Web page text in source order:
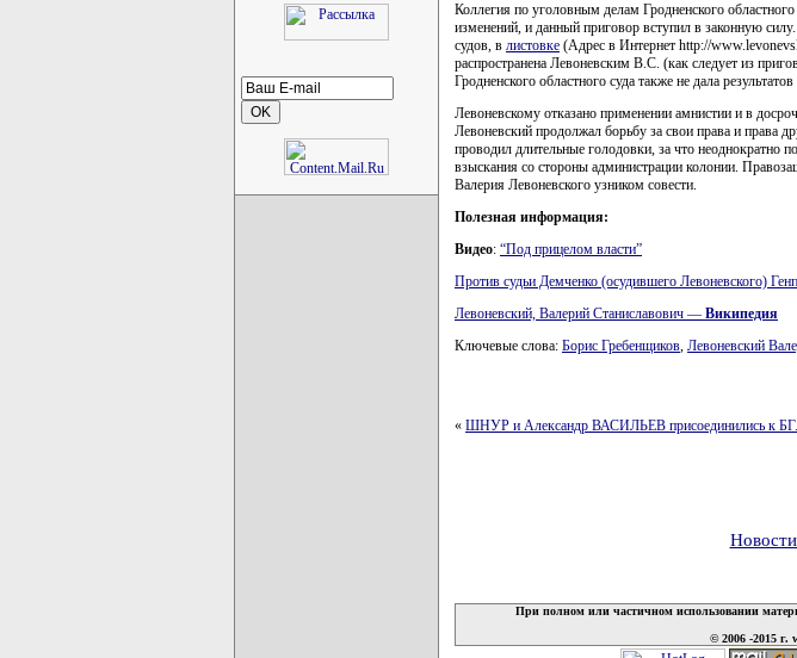
Коллегия по уголовным делам Гродненского
изменений, и данный приговор вступил в законную
судов, в листовке (Адрес в Интернет http://
распространена Левоневским В.С. (как следует из
Гродненского областного суда также не дала
Левоневскому отказано применении амнистии и в
Левоневский продолжал борьбу за свои права и права
проводил длительные голодовки, за что неоднократно
взыскания со стороны администрации колонии.
Валерия Левоневского узником совести.
Полезная информация:
Видео: “Под прицелом власти”
Против судьи Демченко (осудившего Левоневского)
Левоневский, Валерий Станиславович — Википедия
Ключевые слова: Борис Гребенщиков, Левоневский
« ШНУР и Александр ВАСИЛЬЕВ присоединились к
При полном или частичном использовании
© 2006 -2015 г.